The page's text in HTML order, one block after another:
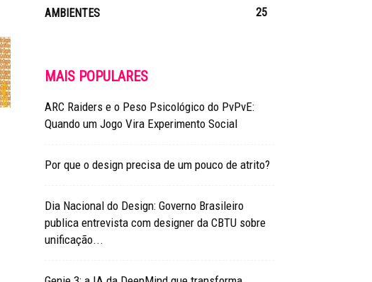
AMBIENTES
25
MAIS POPULARES
ARC Raiders e o Peso Psicológico do PvPvE:
Quando um Jogo Vira Experimento Social
Por que o design precisa de um pouco de atrito?
Dia Nacional do Design: Governo Brasileiro
publica entrevista com designer da CBTU sobre
unificação...